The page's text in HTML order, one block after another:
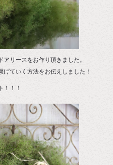
リースをお作り頂きました。
ていく方法をお伝えしました！
！！！